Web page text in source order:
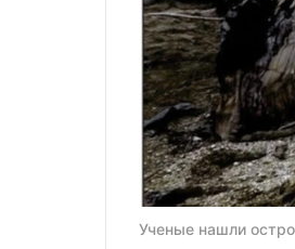
Ученые нашли